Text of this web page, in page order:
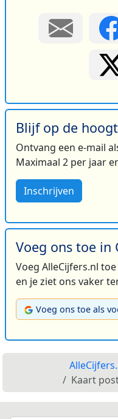
Blijf op de
Ontvang een e-mail
Maximaal 2 per jaar
Inschrijven
Voeg ons toe in
Voeg AlleCijfers.nl
en je ziet ons vaker
Voeg ons toe als
Kaart